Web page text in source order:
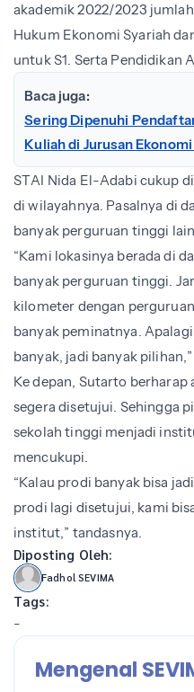
akademik 2022/2023
Hukum Ekonomi Syariah
untuk S1. Serta Pendidikan
Baca juga:
Sering Dipenuhi
Kuliah di Jurusan Ekonomi
STAI Nida El-Adabi cukup
di wilayahnya. Pasalnya di
banyak perguruan tinggi
“Kami lokasinya berada di
banyak perguruan tinggi.
kilometer dengan
banyak peminatnya.
banyak, jadi banyak
Ke depan, Sutarto
segera disetujui. Sehingga
sekolah tinggi menjadi
mencukupi.
“Kalau prodi banyak bisa
prodi lagi disetujui, kami
institut,” tandasnya.
Diposting Oleh:
Fadhol SEVIMA
Tags:
-
Mengenal